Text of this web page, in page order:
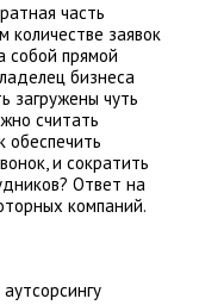
часть
количестве заявок
собой прямой
бизнеса
загружены чуть
считать
обеспечить
и сократить
Ответ на
компаний.